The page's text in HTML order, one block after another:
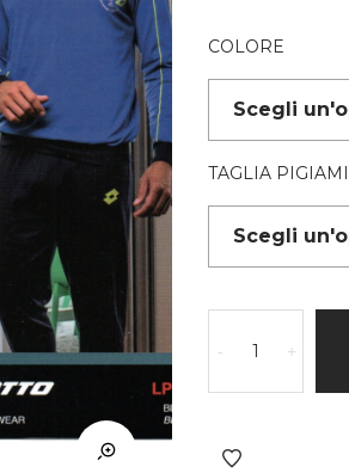
COLORE
TAGLIA PIGIAMI
- +